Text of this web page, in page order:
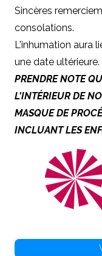
Sincères
consolations.
L'inhumation aura
une date ultérieure.
PRENDRE NOTE
L'INTÉRIEUR DE
MASQUE DE
INCLUANT LES